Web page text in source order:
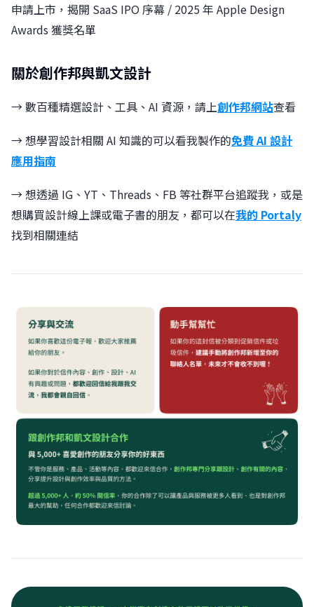
申請上市，揭開 SaaS IPO 序幕 / 2025 年 Apple Design
Awards 獲獎名單
關於創作邦與凱文設計
→ 數百種精選設計、工具、AI 資源，請上創作邦網站查看
→ 想學習設計相關 AI 知識的可以看我製作的免費 AI 設計
應用指南
→ 想透過 IG、YT、Threads、FB 等社群平台追蹤我，或是
想購買設計線上課或電子書的朋友，都可以在我的 Portaly
找到相關連結